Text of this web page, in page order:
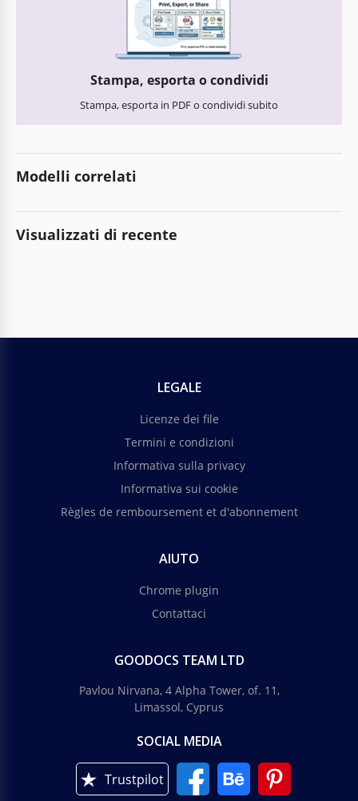
Stampa, esporta o condividi
Stampa, esporta in PDF o condividi subito
Modelli correlati
Visualizzati di recente
LEGALE
Licenze dei file
Termini e condizioni
Informativa sulla privacy
Informativa sui cookie
Règles de remboursement et d'abonnement
AIUTO
Chrome plugin
Contattaci
GOODOCS TEAM LTD
Pavlou Nirvana, 4 Alpha Tower, of. 11,
Limassol, Cyprus
SOCIAL MEDIA
Trustpilot